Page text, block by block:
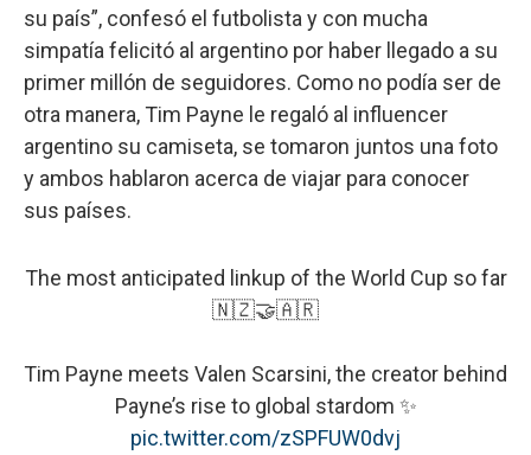
su país”, confesó el futbolista y con mucha
simpatía felicitó al argentino por haber llegado a su
primer millón de seguidores. Como no podía ser de
otra manera, Tim Payne le regaló al influencer
argentino su camiseta, se tomaron juntos una foto
y ambos hablaron acerca de viajar para conocer
sus países.
The most anticipated linkup of the World Cup so far
🇳🇿🤝🇦🇷
Tim Payne meets Valen Scarsini, the creator behind
Payne’s rise to global stardom ✨
pic.twitter.com/zSPFUW0dvj